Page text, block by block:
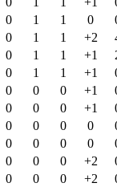
0 1 1 0
0 1 1 +2
0 1 1 +1
0 1 1 +1
0 0 0 +1
0 0 0 +1
0 0 0 0
0 0 0 0
0 0 0 +2
0 0 0 +2